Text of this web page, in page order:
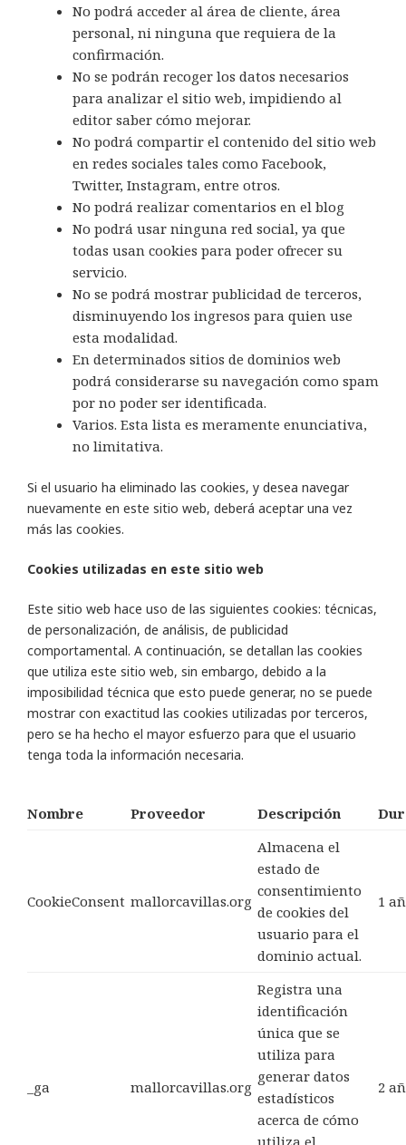
No podrá acceder al área de cliente, área
personal, ni ninguna que requiera de la
confirmación.
No se podrán recoger los datos necesarios
para analizar el sitio web, impidiendo al
editor saber cómo mejorar.
No podrá compartir el contenido del sitio web
en redes sociales tales como Facebook,
Twitter, Instagram, entre otros.
No podrá realizar comentarios en el blog
No podrá usar ninguna red social, ya que
todas usan cookies para poder ofrecer su
servicio.
No se podrá mostrar publicidad de terceros,
disminuyendo los ingresos para quien use
esta modalidad.
En determinados sitios de dominios web
podrá considerarse su navegación como spam
por no poder ser identificada.
Varios. Esta lista es meramente enunciativa,
no limitativa.
Si el usuario ha eliminado las cookies, y desea navegar
nuevamente en este sitio web, deberá aceptar una vez
más las cookies.
Cookies utilizadas en este sitio web
Este sitio web hace uso de las siguientes cookies: técnicas,
de personalización, de análisis, de publicidad
comportamental. A continuación, se detallan las cookies
que utiliza este sitio web, sin embargo, debido a la
imposibilidad técnica que esto puede generar, no se puede
mostrar con exactitud las cookies utilizadas por terceros,
pero se ha hecho el mayor esfuerzo para que el usuario
tenga toda la información necesaria.
Nombre Proveedor Descripción
CookieConsent mallorcavillas.org
Almacena el
estado de
consentimiento
de cookies del
usuario para el
dominio actual.
1
_ga mallorcavillas.org
Registra una
identificación
única que se
utiliza para
generar datos
estadísticos
acerca de cómo
utiliza el
2